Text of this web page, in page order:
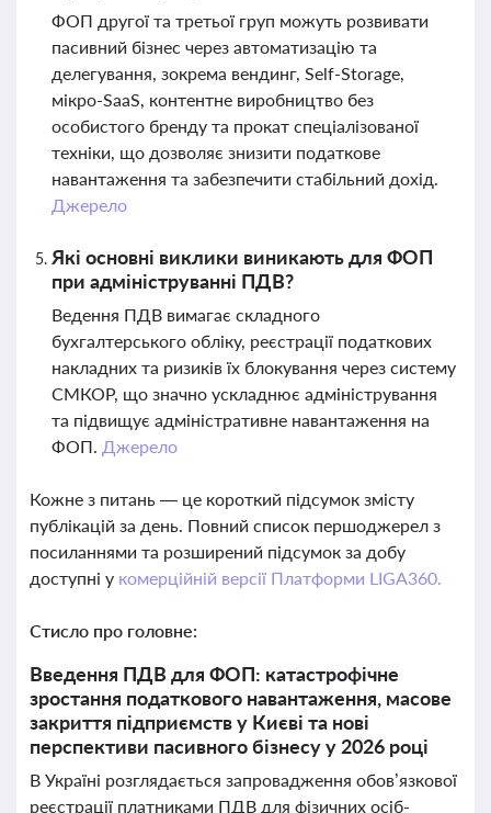
ФОП другої та третьої груп можуть розвивати
пасивний бізнес через автоматизацію та
делегування, зокрема вендинг, Self-Storage,
мікро-SaaS, контентне виробництво без
особистого бренду та прокат спеціалізованої
техніки, що дозволяє знизити податкове
навантаження та забезпечити стабільний дохід.
Джерело
Які основні виклики виникають для ФОП
при адмініструванні ПДВ?
Ведення ПДВ вимагає складного
бухгалтерського обліку, реєстрації податкових
накладних та ризиків їх блокування через систему
СМКОР, що значно ускладнює адміністрування
та підвищує адміністративне навантаження на
ФОП. Джерело
Кожне з питань — це короткий підсумок змісту
публікацій за день. Повний список першоджерел з
посиланнями та розширений підсумок за добу
доступні у комерційній версії Платформи LIGA360.
Стисло про головне:
Введення ПДВ для ФОП: катастрофічне
зростання податкового навантаження, масове
закриття підприємств у Києві та нові
перспективи пасивного бізнесу у 2026 році
В Україні розглядається запровадження обов’язкової
реєстрації платниками ПДВ для фізичних осіб-